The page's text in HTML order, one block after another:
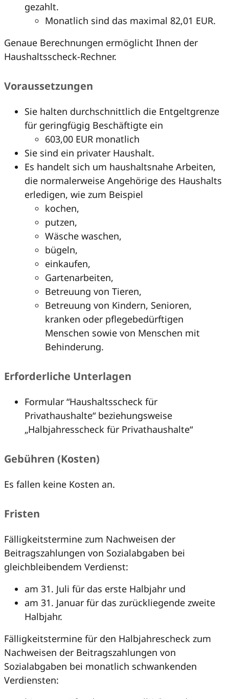
gezahlt.
Monatlich sind das maximal 82,01 EUR.
Genaue Berechnungen ermöglicht Ihnen der
Haushaltsscheck-Rechner.
Voraussetzungen
Sie halten durchschnittlich die Entgeltgrenze
für geringfügig Beschäftigte ein
603,00 EUR monatlich
Sie sind ein privater Haushalt.
Es handelt sich um haushaltsnahe Arbeiten,
die normalerweise Angehörige des Haushalts
erledigen, wie zum Beispiel
kochen,
putzen,
Wäsche waschen,
bügeln,
einkaufen,
Gartenarbeiten,
Betreuung von Tieren,
Betreuung von Kindern, Senioren,
kranken oder pflegebedürftigen
Menschen sowie von Menschen mit
Behinderung.
Erforderliche Unterlagen
Formular “Haushaltsscheck für
Privathaushalte“ beziehungsweise
„Halbjahresscheck für Privathaushalte“
Gebühren (Kosten)
Es fallen keine Kosten an.
Fristen
Fälligkeitstermine zum Nachweisen der
Beitragszahlungen von Sozialabgaben bei
gleichbleibendem Verdienst:
am 31. Juli für das erste Halbjahr und
am 31. Januar für das zurückliegende zweite
Halbjahr.
Fälligkeitstermine für den Halbjahrescheck zum
Nachweisen der Beitragszahlungen von
Sozialabgaben bei monatlich schwankenden
Verdiensten: